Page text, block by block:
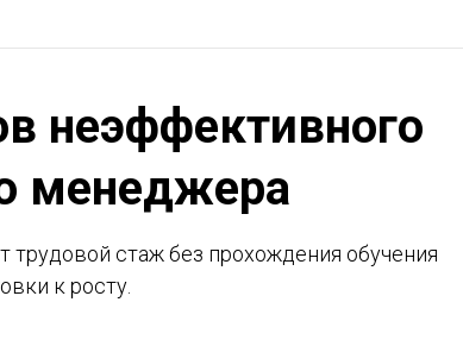
неэффективного
менеджера
стаж без прохождения обучения
к росту.